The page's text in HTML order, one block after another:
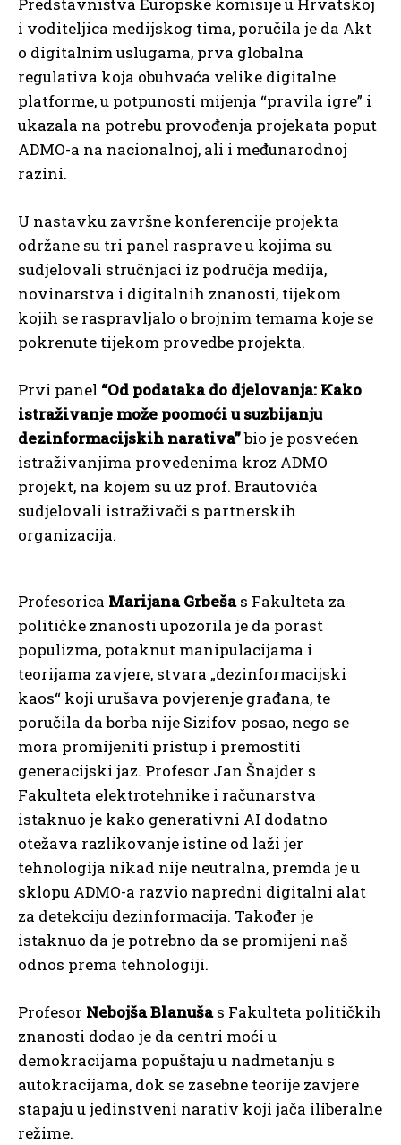
Predstavništva Europske komisije u Hrvatskoj
i voditeljica medijskog tima, poručila je da Akt
o digitalnim uslugama, prva globalna
regulativa koja obuhvaća velike digitalne
platforme, u potpunosti mijenja “pravila igre” i
ukazala na potrebu provođenja projekata poput
ADMO-a na nacionalnoj, ali i međunarodnoj
razini.
U nastavku završne konferencije projekta
održane su tri panel rasprave u kojima su
sudjelovali stručnjaci iz područja medija,
novinarstva i digitalnih znanosti, tijekom
kojih se raspravljalo o brojnim temama koje se
pokrenute tijekom provedbe projekta.
Prvi panel “Od podataka do djelovanja: Kako
istraživanje može poomoći u suzbijanju
dezinformacijskih narativa”bio je posvećen
istraživanjima provedenima kroz ADMO
projekt, na kojem su uz prof. Brautovića
sudjelovali istraživači s partnerskih
organizacija.
Profesorica Marijana Grbešas Fakulteta za
političke znanosti upozorila je da porast
populizma, potaknut manipulacijama i
teorijama zavjere, stvara „dezinformacijski
kaos“ koji urušava povjerenje građana, te
poručila da borba nije Sizifov posao, nego se
mora promijeniti pristup i premostiti
generacijski jaz. Profesor Jan Šnajder s
Fakulteta elektrotehnike i računarstva
istaknuo je kako generativni AI dodatno
otežava razlikovanje istine od laži jer
tehnologija nikad nije neutralna, premda je u
sklopu ADMO-a razvio napredni digitalni alat
za detekciju dezinformacija. Također je
istaknuo da je potrebno da se promijeni naš
odnos prema tehnologiji.
Profesor Nebojša Blanušas Fakulteta političkih
znanosti dodao je da centri moći u
demokracijama popuštaju u nadmetanju s
autokracijama, dok se zasebne teorije zavjere
stapaju u jedinstveni narativ koji jača iliberalne
režime.